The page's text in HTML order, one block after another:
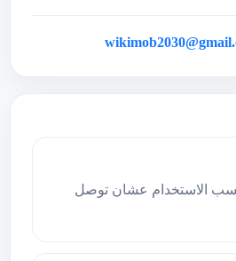
الاستخدام عشان توصل